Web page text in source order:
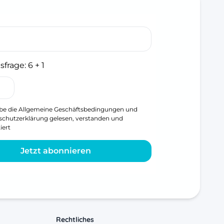
6 + 1
dieAllgemeine Geschäftsbedingungen und
gelesen, verstanden und
Jetzt abonnieren
Rechtliches